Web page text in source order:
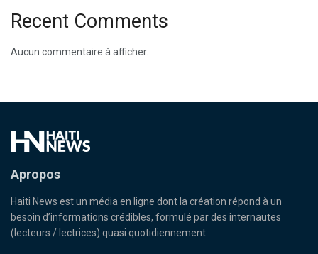
Recent Comments
Aucun commentaire à afficher.
Apropos
Haiti News est un média en ligne dont la création répond à un
besoin d’informations crédibles, formulé par des internautes
(lecteurs / lectrices) quasi quotidiennement.